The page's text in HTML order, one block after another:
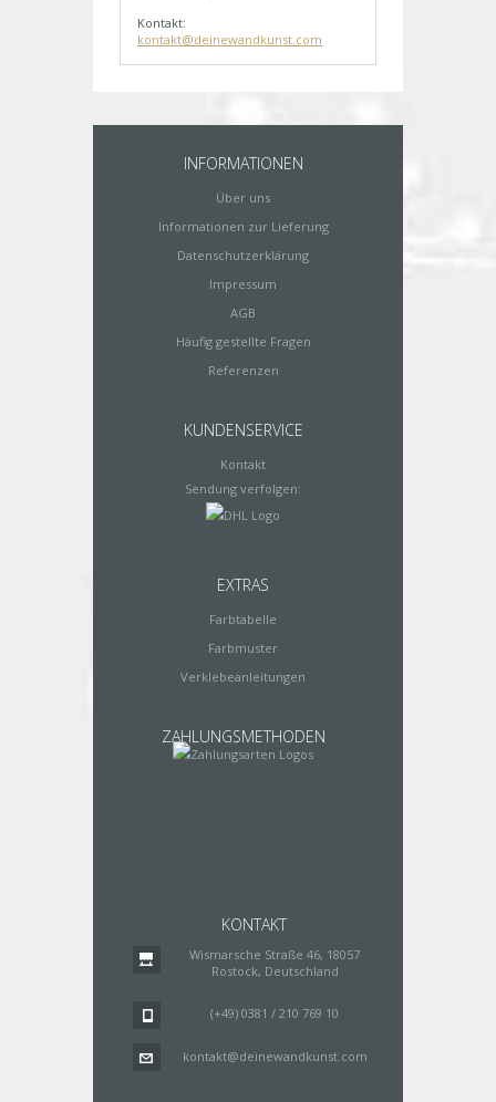
Kontakt:
kontakt@deinewandkunst.com
INFORMATIONEN
Über uns
Informationen zur Lieferung
Datenschutzerklärung
Impressum
AGB
Häufig gestellte Fragen
Referenzen
KUNDENSERVICE
Kontakt
Sendung verfolgen:
EXTRAS
Farbtabelle
Farbmuster
Verklebeanleitungen
ZAHLUNGSMETHODEN
KONTAKT
Wismarsche Straße 46, 18057
Rostock, Deutschland
(+49) 0381 / 210 769 10
kontakt@deinewandkunst.com